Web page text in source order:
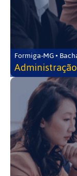
Formiga-MG •
Administração